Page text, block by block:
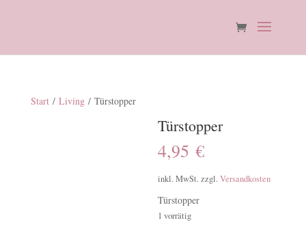
Start/ Living/ Türstopper
Türstopper
4,95€
inkl. MwSt. zzgl.Versandkosten
Türstopper
1 vorrätig